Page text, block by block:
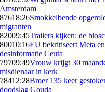
Amsterdam
87618:26Smokkelbende
migranten
82009:45Trailers kijken: de
80010:16EU bekritiseert Meta
desinformatie Ceuta
79709:49Vrouw krijgt 30
misdienaar in kerk
78412:28Broer 135 keer
doodslag Gouda